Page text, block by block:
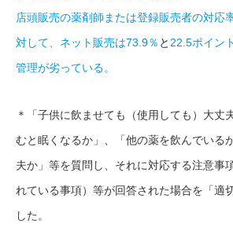
店頭販売の薬剤師または登録販売者の対応
対して、ネット販売は73.9％ と22.5ポイン
管理が劣っている。
＊「子供に飲ませても（使用しても）大丈
むと眠くなるか」、「他の薬を飲んでいる
夫か」等を質問し、それに対応する注意事
れている事項）等が回答された場合を「適
した。